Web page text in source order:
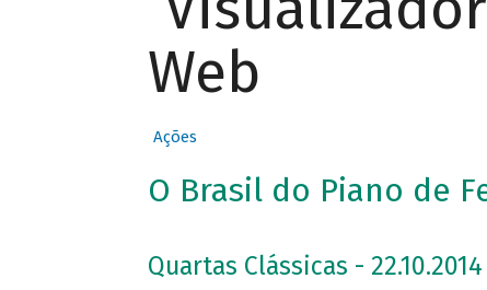
Web
Ações
O Brasil do Piano de
Quartas Clássicas - 22.10.2014